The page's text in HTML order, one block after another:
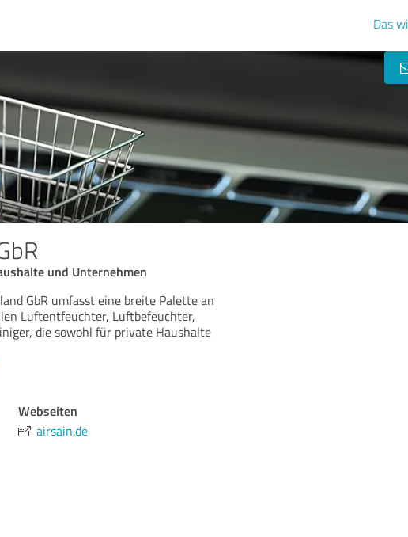
Das
und Unternehmen
GbR umfasst eine breite Palette an
Luftentfeuchter, Luftbefeuchter,
die sowohl für private Haushalte
Webseiten
airsain.de